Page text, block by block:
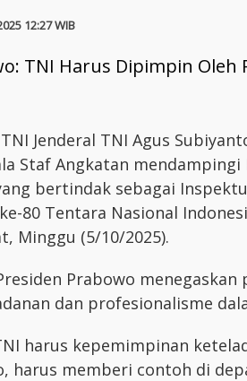
12:27 WIB
TNI Jenderal TNI Agus
Staf Angkatan mendampingi
bertindak sebagai
80 Tentara Nasional
Minggu (5/10/2025).
Prabowo
dan profesionalisme
harus kepemimpinan
harus memberi contoh di